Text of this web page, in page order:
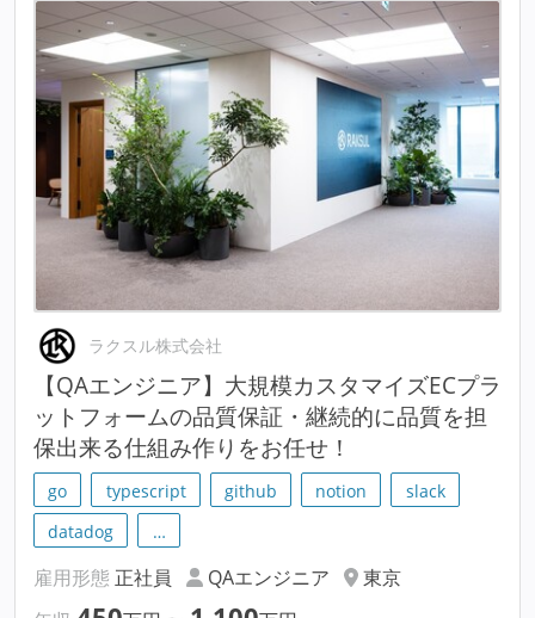
ラクスル株式会社
【QAエンジニア】大規模カスタマイズECプラ
ットフォームの品質保証・継続的に品質を担
保出来る仕組み作りをお任せ！
go typescript github notion
slack
datadog
…
雇用形態 正社員 QAエンジニア
東京